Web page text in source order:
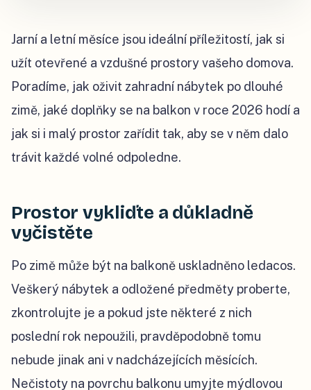
Jarní a letní měsíce jsou ideální příležitostí, jak si
užít otevřené a vzdušné prostory vašeho domova.
Poradíme, jak oživit zahradní nábytek po dlouhé
zimě, jaké doplňky se na balkon v roce 2026 hodí a
jak si i malý prostor zařídit tak, aby se v něm dalo
trávit každé volné odpoledne.
Prostor vykliďte a důkladně
vyčistěte
Po zimě může být na balkoně uskladněno ledacos.
Veškerý nábytek a odložené předměty proberte,
zkontrolujte je a pokud jste některé z nich
poslední rok nepoužili, pravděpodobně tomu
nebude jinak ani v nadcházejících měsících.
Nečistoty na povrchu balkonu umyjte mýdlovou